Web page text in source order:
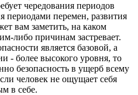
чередования периодов
периодами перемен, развития
вам заметить, на каком
либо причинам застревает.
является базовой, а
- более высокого уровня, то
безопасность в ущерб всему
человек не ощущает себя
в себе.